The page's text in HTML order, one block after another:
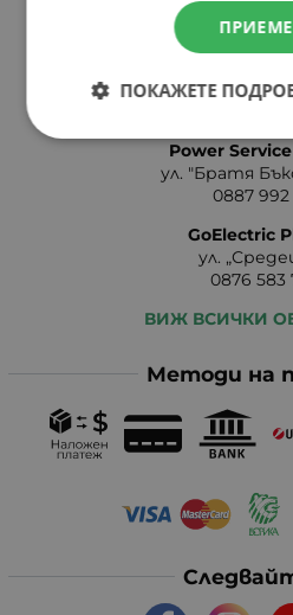
eRider -
0887 991
Power
ул. "Братя
0887 992
GoElectric
ул.
0876 583
ВИЖ ВСИЧКИ
Методи на
ПОКАЖЕТЕ